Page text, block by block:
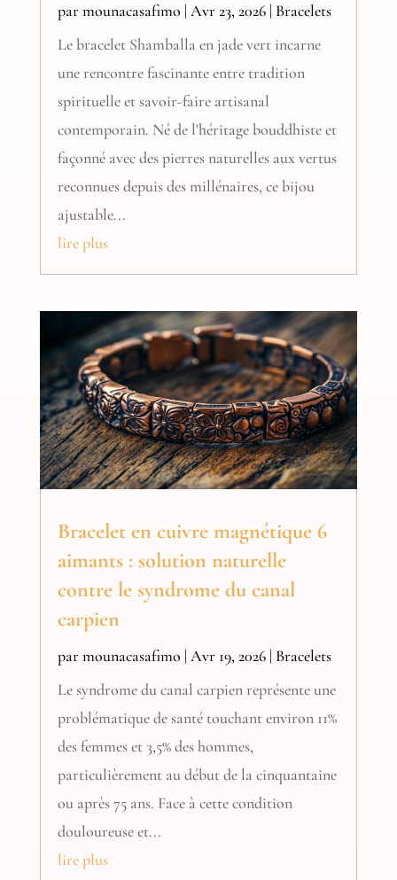
parmounacasafimo | Avr 23, 2026| Bracelets
Le bracelet Shamballa en jade vert incarne
une rencontre fascinante entre tradition
spirituelle et savoir-faire artisanal
contemporain. Né de l'héritage bouddhiste et
façonné avec des pierres naturelles aux vertus
reconnues depuis des millénaires, ce bijou
ajustable...
lire plus
Bracelet en cuivre magnétique 6
aimants : solution naturelle
contre le syndrome du canal
carpien
parmounacasafimo | Avr 19, 2026| Bracelets
Le syndrome du canal carpien représente une
problématique de santé touchant environ 11%
des femmes et 3,5% des hommes,
particulièrement au début de la cinquantaine
ou après 75 ans. Face à cette condition
douloureuse et...
lire plus